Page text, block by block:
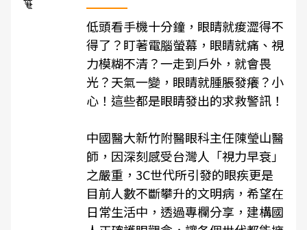
低頭看手機十分鐘，眼睛就痠澀得不
得了？盯著電腦螢幕，眼睛就痛、視
力模糊不清？一走到戶外，就會畏
光？天氣一變，眼睛就腫脹發癢？小
心！這些都是眼睛發出的求救警訊！
中國醫大新竹附醫眼科主任陳瑩山醫
師，因深刻感受台灣人「視力早衰」
之嚴重，3C世代所引發的眼疾更是
目前人數不斷攀升的文明病，希望在
日常生活中，透過專欄分享，建構國